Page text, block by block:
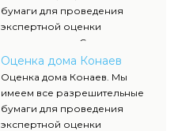
бумаги для проведения
экспертной оценки
недвижимости. Список данных
документов, их отображение и
сканы можно отыскать в
разделе нашего сайта.
Оценка дома Конаев
Оценка дома Конаев. Мы
имеем все разрешительные
бумаги для проведения
экспертной оценки